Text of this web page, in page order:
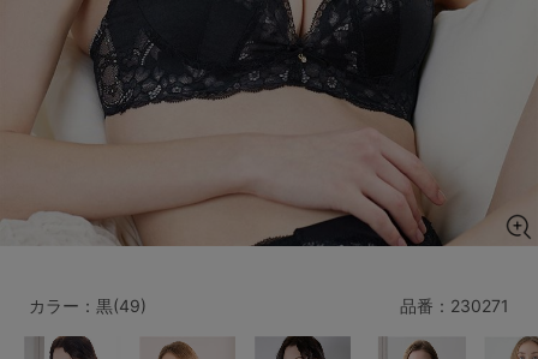
A60 A65 A75
B65 B70 B75 B80
D75 D80 D85
E70 E75 E80 E85
F65 F70
すべてのサイズを表示する
品番： 230271
カラー：黒(49)